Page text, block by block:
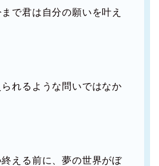
まで君は自分の願いを叶え
れるような問いではなか
える前に、夢の世界がぼ